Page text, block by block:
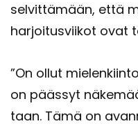
sel­vit­tä­mään, että
har­joi­tus­vii­kot ovat
”On ollut
on pääs­syt
taan. Tämä on